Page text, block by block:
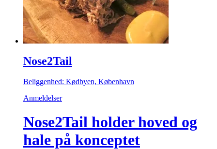
Nose2Tail
Beliggenhed: Kødbyen, København
Anmeldelser
Nose2Tail holder hoved og
hale på konceptet